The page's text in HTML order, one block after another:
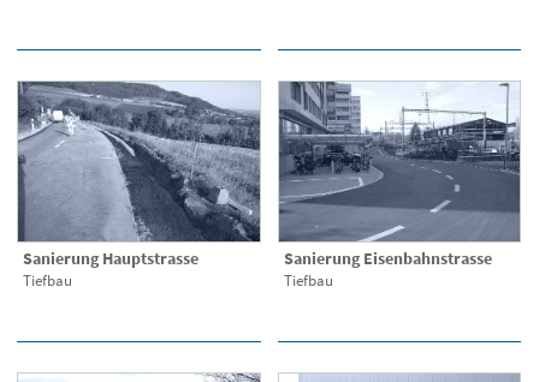
Sanierung Hauptstrasse
Tiefbau
Sanierung Eisenbahnstrasse
Tiefbau